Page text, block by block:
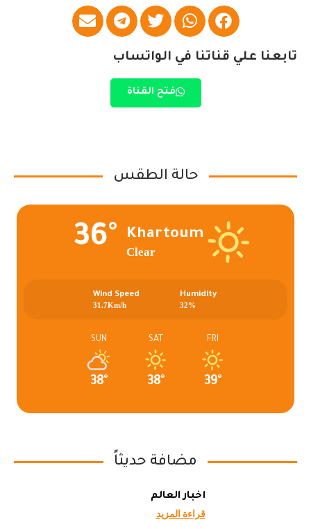
تابعنا علي قناتنا في الواتساب
فتح القناة
حالة الطقس
Khartoum
Clear
36°
Humidity
32%
Wind Speed
31.7Km/h
FRI
39°
SAT
38°
SUN
38°
مضافة حديثاً
أخبار العالم
قراءة المزيد